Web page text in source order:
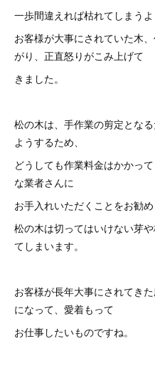
一歩間違えれば枯れてしまうよ
お客様が大事にされていた木
がり、正直怒りがこみ上げて
きました。
松の木は、手作業の剪定とな
ようするため、
どうしても作業料金はかかっ
な業者さんに
お手入れいただくことをお勧め
松の木は切ってはいけない芽
てしまいます。
お客様が長年大事にされてき
になって、愛着もって
お仕事したいものですね。